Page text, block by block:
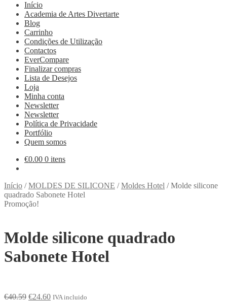
Início
Academia de Artes Divertarte
Blog
Carrinho
Condições de Utilização
Contactos
EverCompare
Finalizar compras
Lista de Desejos
Loja
Minha conta
Newsletter
Newsletter
Política de Privacidade
Portfólio
Quem somos
€0.00 0 itens
Início /MOLDES DE SILICONE /Moldes Hotel /Molde silicone
quadrado Sabonete Hotel
Promoção!
Molde silicone quadrado
Sabonete Hotel
€40.59 €24.60 IVA incluido